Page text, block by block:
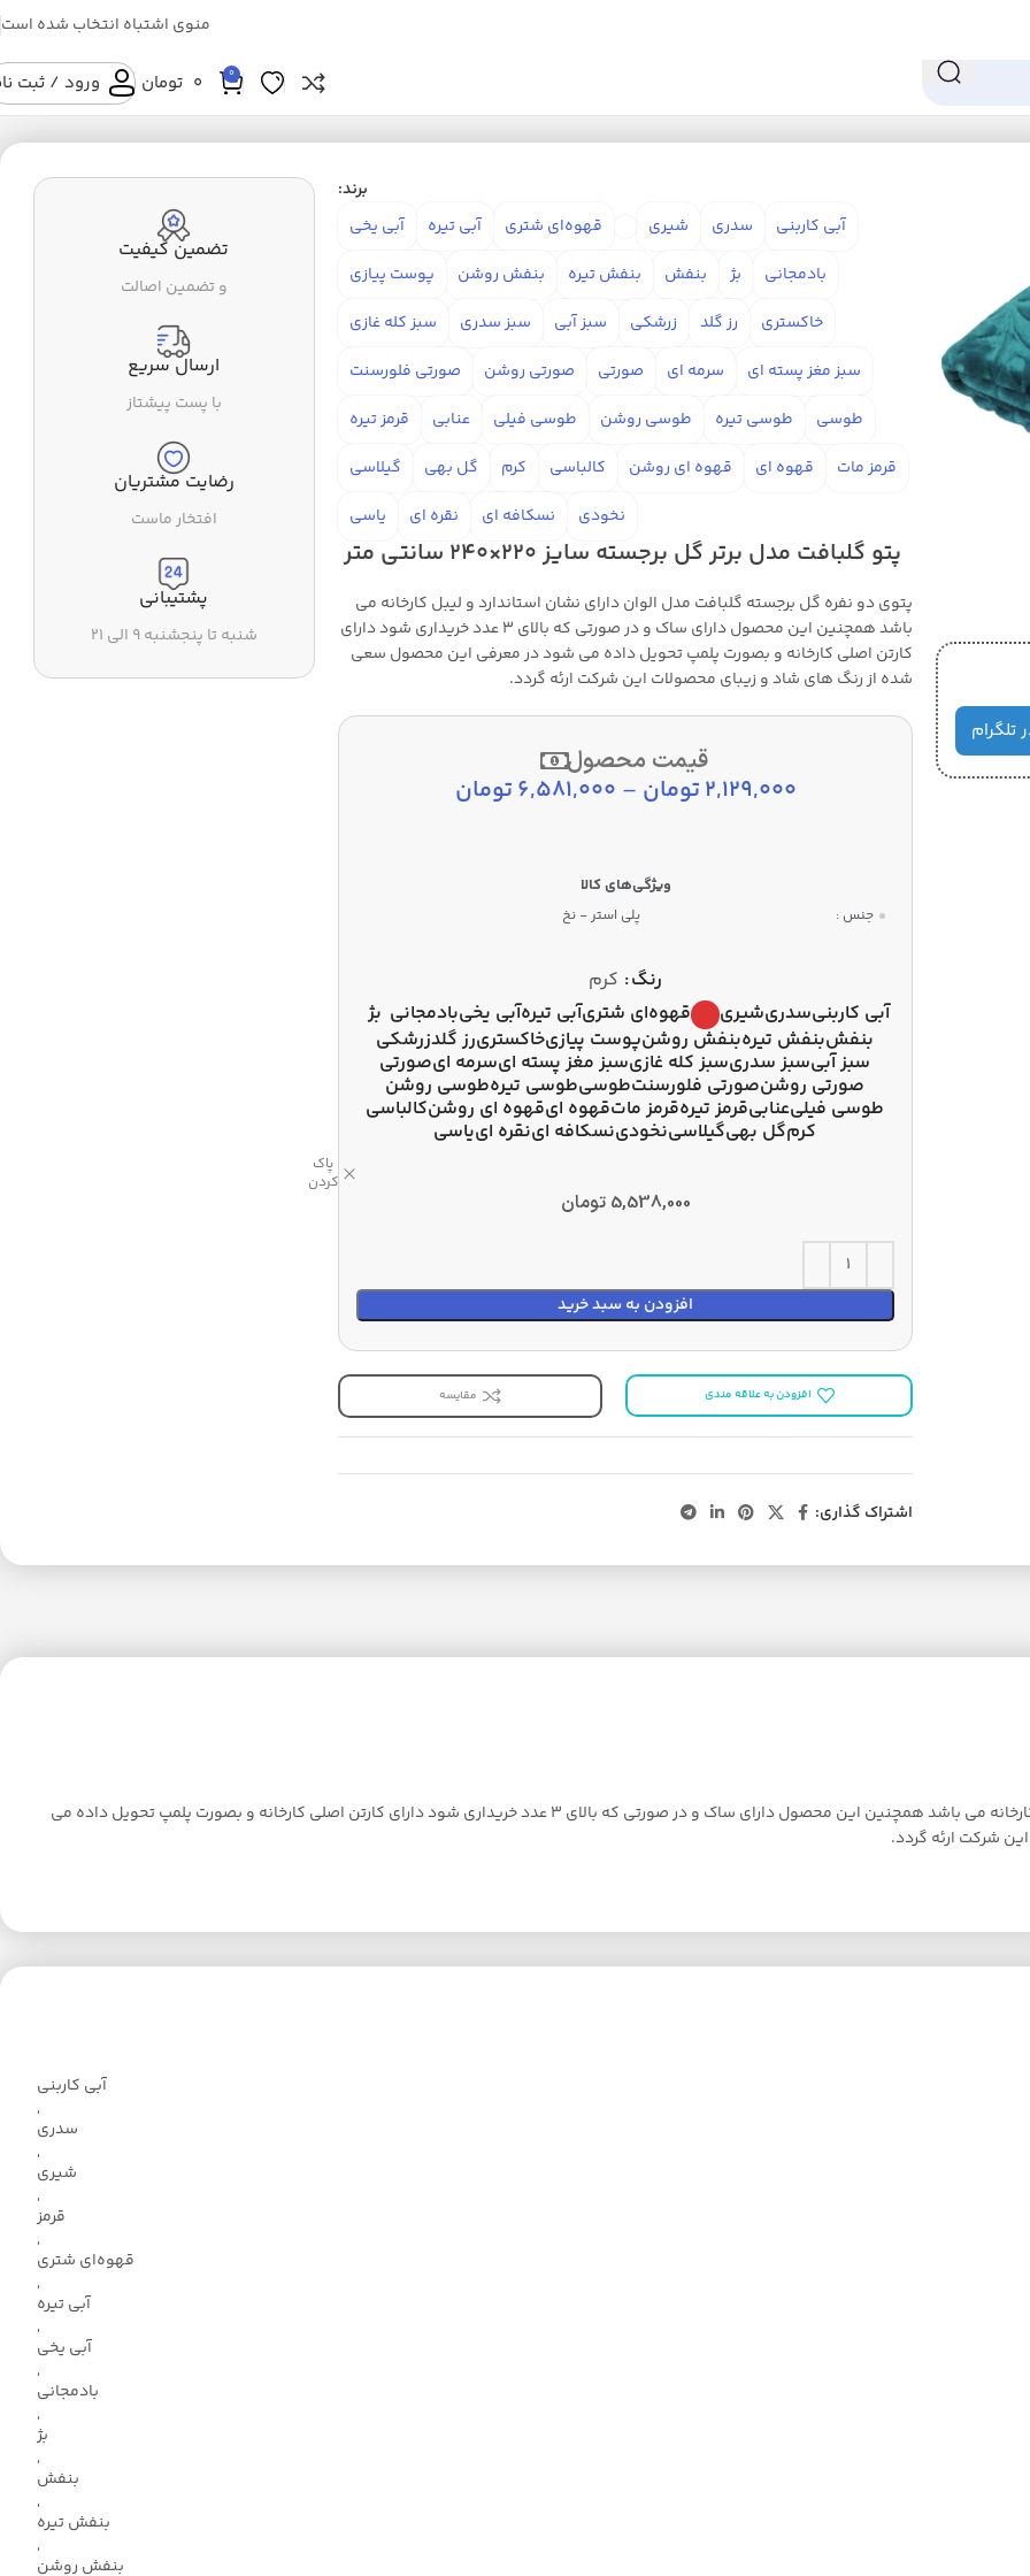
منوی اشتباه انتخاب شده است
0
0 تومان ورود / ثبت
تلگرام
برند:
آبی کاربنی
سدری شیری قهوه‌ای شتری آبی تیره
آبی یخی
بادمجانی
بژ بنفش بنفش تیره بنفش روشن
پوست پیازی
خاکستری
رز گلد زرشکی سبز آبی سبز سدری
سبز کله غازی
سبز مغز پسته ای
سرمه ای صورتی صورتی روشن
صورتی فلورسنت
طوسی
طوسی تیره طوسی روشن طوسی فیلی عنابی
قرمز تیره
قرمز مات
قهوه ای قهوه ای روشن کالباسی کرم گل بهی
گیلاسی
نخودی
نسکافه ای نقره ای یاسی
پتو گلبافت مدل برتر گل برجسته سایز 220×240 سانتی متر
پتوی دو نفره گل برجسته گلبافت مدل الوان دارای نشان استاندارد و لیبل کارخانه می
باشد همچنین این محصول دارای ساک و در صورتی که بالای 3 عدد خریداری شود دارای
کارتن اصلی کارخانه و بصورت پلمپ تحویل داده می شود در معرفی این محصول سعی
شده از رنگ های شاد و زیبای محصولات این شرکت ارئه گردد.
قیمت محصول
2,129,000تومان –
6,581,000تومان
جنس : پلی استر - نخ
رنگ کرم
آبی کاربنیسدریشیری قهوه‌ای شتریآبی تیرهآبی یخیبادمجانی بژ
بنفشبنفش تیرهبنفش روشنپوست پیازیخاکستریرز گلدزرشکی
سبز آبیسبز سدریسبز کله غازیسبز مغز پسته ایسرمه ایصورتی
صورتی روشنصورتی فلورسنتطوسیطوسی تیرهطوسی روشن
طوسی فیلیعنابیقرمز تیرهقرمز ماتقهوه ایقهوه ای روشنکالباسی
کرمگل بهیگیلاسینخودینسکافه اینقره اییاسی
پاک
کردن
5,538,000 تومان
افزودن به سبد خرید
افزودن به علاقه مندی مقایسه
اشتراک گذاری:
تضمین کیفیت
و تضمین اصالت
ارسال سریع
با پست پیشتاز
رضایت مشتریان
افتخار ماست
پشتیبانی
شنبه تا پنجشنبه ۹ الی ۲۱
پتوی دو نفره گل برجسته گلبافت مدل الوان دارای نشان استاندارد و لیبل کارخانه می باشد همچنین این محصول دارای ساک و در صورتی که بالای 3 عدد خریداری شود دارای کارتن اصلی کارخانه و بصورت پلمپ تحویل داده می
شرکت ارئه گردد.
آبی کاربنی
,
سدری
,
شیری
,
قرمز
,
قهوه‌ای شتری
,
آبی تیره
,
آبی یخی
,
بادمجانی
,
بژ
,
بنفش
,
بنفش تیره
,
بنفش روشن